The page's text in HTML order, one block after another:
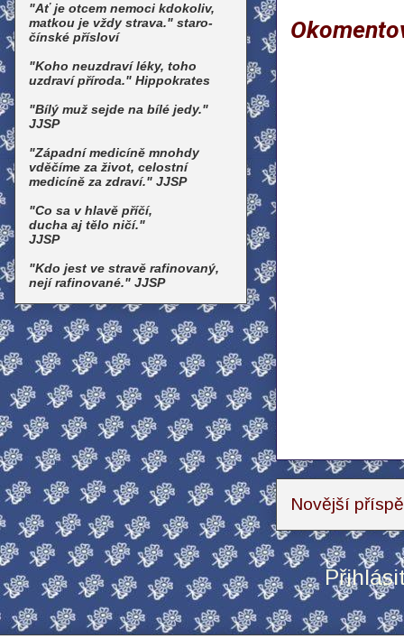
Novější
"Ať je otcem nemoci kdokoliv,
matkou je vždy strava." staro-
čínské přísloví
"Koho neuzdraví léky, toho
uzdraví příroda." Hippokrates
"Bílý muž sejde na bílé jedy."
JJSP
"Západní medicíně mnohdy
vděčíme za život, celostní
medicíně za zdraví." JJSP
"Co sa v hlavě příčí,
ducha aj tělo ničí."
JJSP
"Kdo jest ve stravě rafinovaný,
nejí rafinované." JJSP